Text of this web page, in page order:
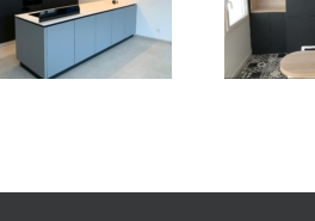
Cuisine contemporaine
FENIX NTM